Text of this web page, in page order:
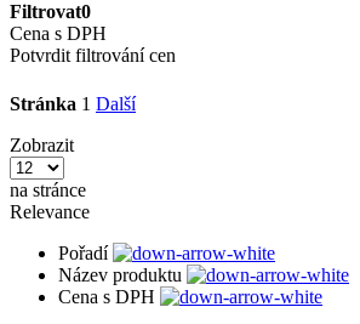
Filtrovat0
Cena s DPH
Potvrdit filtrování cen
Stránka 1 Další
Zobrazit
na stránce
Relevance
Pořadí
Název produktu
Cena s DPH